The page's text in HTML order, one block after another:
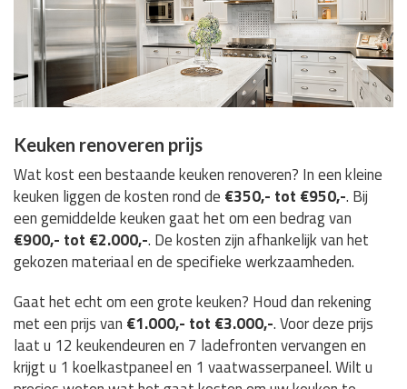
Keuken renoveren prijs
Wat kost een bestaande keuken renoveren? In een kleine
keuken liggen de kosten rond de €350,- tot €950,-. Bij
een gemiddelde keuken gaat het om een bedrag van
€900,- tot €2.000,-. De kosten zijn afhankelijk van het
gekozen materiaal en de specifieke werkzaamheden.
Gaat het echt om een grote keuken? Houd dan rekening
met een prijs van €1.000,- tot €3.000,-. Voor deze prijs
laat u 12 keukendeuren en 7 ladefronten vervangen en
krijgt u 1 koelkastpaneel en 1 vaatwasserpaneel. Wilt u